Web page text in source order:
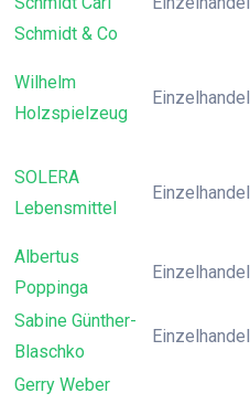
Schmidt & Co
Wilhelm
Holzspielzeug
Einzelhandel
SOLERA
Lebensmittel
Einzelhandel
Albertus
Poppinga
Einzelhandel
Sabine Günther-
Blaschko
Einzelhandel
Gerry Weber